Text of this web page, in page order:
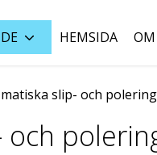
HEMSIDA OM
slip- och